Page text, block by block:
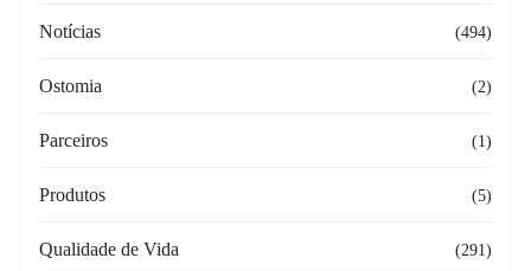
Notícias (494)
Ostomia (2)
Parceiros (1)
Produtos (5)
Qualidade de Vida (291)